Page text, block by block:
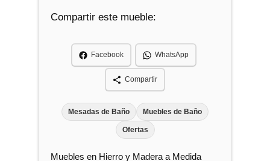
0
e
d
Compartir este mueble:
Facebook WhatsApp
Compartir
Mesadas de Baño Muebles de Baño
Ofertas
Muebles en Hierro y Madera a Medida